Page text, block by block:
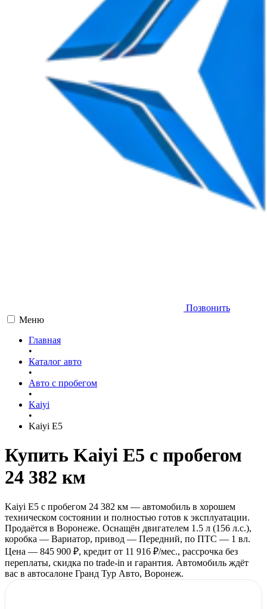
Позвонить
Меню
Главная
•
Каталог авто
•
Авто с пробегом
•
Kaiyi
•
Kaiyi E5
Купить Kaiyi E5 с пробегом
24 382 км
Kaiyi E5 с пробегом 24 382 км — автомобиль в хорошем
техническом состоянии и полностью готов к эксплуатации.
Продаётся в Воронеже. Оснащён двигателем 1.5 л (156 л.с.),
коробка — Вариатор, привод — Передний, по ПТС — 1 вл.
Цена — 845 900 ₽, кредит от 11 916 ₽/мес., рассрочка без
переплаты, скидка по trade-in и гарантия. Автомобиль ждёт
вас в автосалоне Гранд Тур Авто, Воронеж.